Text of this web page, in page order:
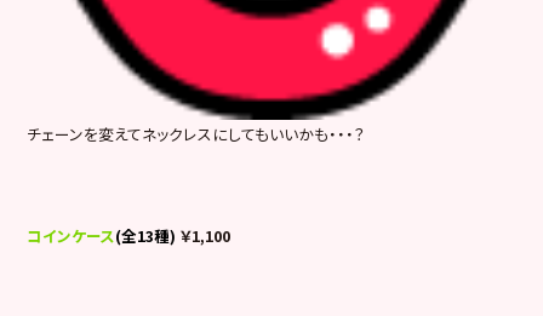
チェーンを変えてネックレスにしてもいいかも・・・？
コインケース(全13種) ￥1,100